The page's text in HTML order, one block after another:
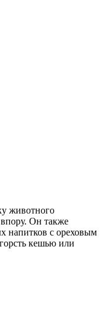
животного
Он также
напитков с ореховым
кешью или